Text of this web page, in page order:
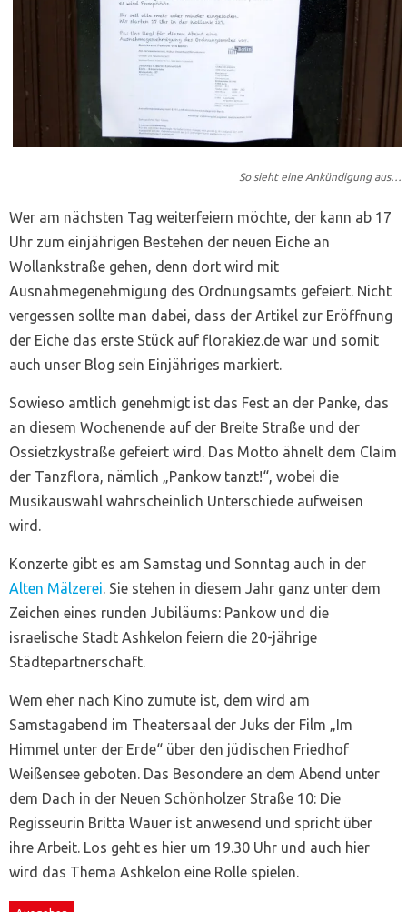
So sieht eine Ankündigung aus…
Wer am nächsten Tag weiterfeiern möchte, der kann ab 17
Uhr zum einjährigen Bestehen der neuen Eiche an
Wollankstraße gehen, denn dort wird mit
Ausnahmegenehmigung des Ordnungsamts gefeiert. Nicht
vergessen sollte man dabei, dass der Artikel zur Eröffnung
der Eiche das erste Stück auf florakiez.de war und somit
auch unser Blog sein Einjähriges markiert.
Sowieso amtlich genehmigt ist das Fest an der Panke, das
an diesem Wochenende auf der Breite Straße und der
Ossietzkystraße gefeiert wird. Das Motto ähnelt dem Claim
der Tanzflora, nämlich „Pankow tanzt!“, wobei die
Musikauswahl wahrscheinlich Unterschiede aufweisen
wird.
Konzerte gibt es am Samstag und Sonntag auch in der
Alten Mälzerei. Sie stehen in diesem Jahr ganz unter dem
Zeichen eines runden Jubiläums: Pankow und die
israelische Stadt Ashkelon feiern die 20-jährige
Städtepartnerschaft.
Wem eher nach Kino zumute ist, dem wird am
Samstagabend im Theatersaal der Juks der Film „Im
Himmel unter der Erde“ über den jüdischen Friedhof
Weißensee geboten. Das Besondere an dem Abend unter
dem Dach in der Neuen Schönholzer Straße 10: Die
Regisseurin Britta Wauer ist anwesend und spricht über
ihre Arbeit. Los geht es hier um 19.30 Uhr und auch hier
wird das Thema Ashkelon eine Rolle spielen.